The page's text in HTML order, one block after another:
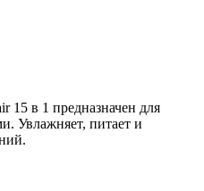
в 1 предназначен для
Увлажняет, питает и